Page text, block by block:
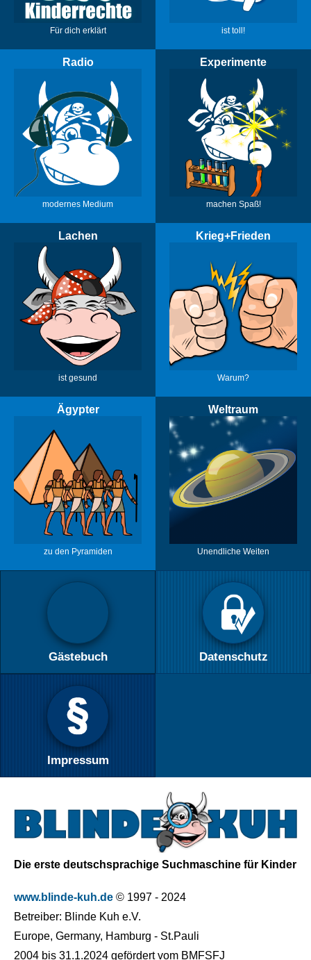
Für dich erklärt ist toll!
Radio
modernes Medium
Experimente
machen Spaß!
Lachen
ist gesund
Krieg+Frieden
Warum?
Ägypter
zu den Pyramiden
Weltraum
Unendliche Weiten
Gäste­buch Daten­schutz
Impressum
Die erste deutschsprachige Suchmaschine für Kinder
www.blinde-kuh.de © 1997 - 2024
Betreiber: Blinde Kuh e.V.
Europe, Germany, Hamburg - St.Pauli
2004 bis 31.1.2024 gefördert vom BMFSFJ